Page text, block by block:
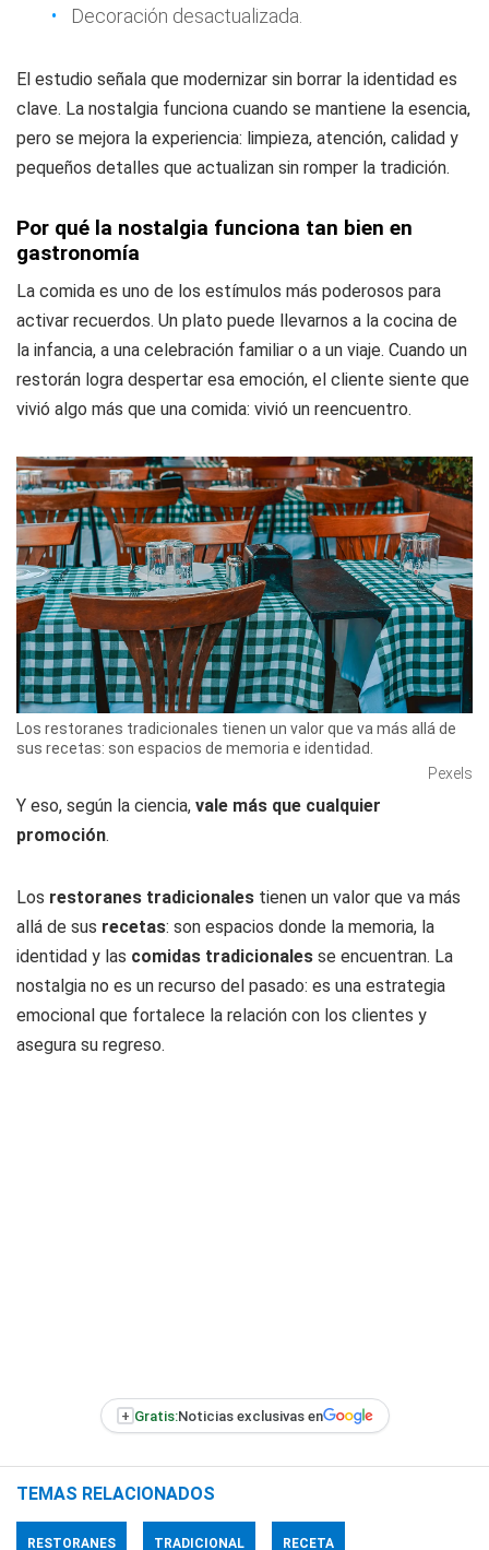
Decoración desactualizada.
El estudio señala que modernizar sin borrar la identidad es
clave. La nostalgia funciona cuando se mantiene la esencia,
pero se mejora la experiencia: limpieza, atención, calidad y
pequeños detalles que actualizan sin romper la tradición.
Por qué la nostalgia funciona tan bien en
gastronomía
La comida es uno de los estímulos más poderosos para
activar recuerdos. Un plato puede llevarnos a la cocina de
la infancia, a una celebración familiar o a un viaje. Cuando un
restorán logra despertar esa emoción, el cliente siente que
vivió algo más que una comida: vivió un reencuentro.
Los restoranes tradicionales tienen un valor que va más allá de
sus recetas: son espacios de memoria e identidad.
Pexels
Y eso, según la ciencia, vale más que cualquier
promoción.
Los restoranes tradicionales tienen un valor que va más
allá de sus recetas: son espacios donde la memoria, la
identidad y las comidas tradicionales se encuentran. La
nostalgia no es un recurso del pasado: es una estrategia
emocional que fortalece la relación con los clientes y
asegura su regreso.
+ Gratis:Noticias exclusivas en
TEMAS RELACIONADOS
RESTORANES TRADICIONAL RECETA